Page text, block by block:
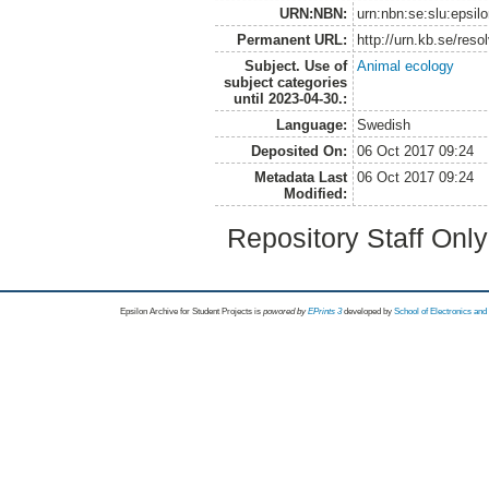
URN:NBN:
Permanent URL:
http://urn.kb.se/
Subject. Use of
subject categories
until 2023-04-30.:
Animal ecology
Language:
Swedish
Deposited On:
06 Oct 2017 09:24
Metadata Last
Modified:
06 Oct 2017 09:24
Repository Staff
Epsilon Archive for Student Projects is powored byEPrints 3 developed by School of Electronics